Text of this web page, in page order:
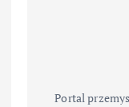
Portal